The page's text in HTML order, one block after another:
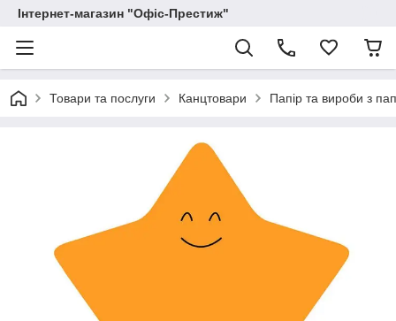
Інтернет-магазин "Офіс-Престиж"
Товари та послуги Канцтовари Папір та вироби з